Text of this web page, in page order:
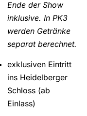
Ende der Show
inklusive. In PK3
werden Getränke
separat berechnet.
exklusiven Eintritt
ins Heidelberger
Schloss (ab
Einlass)